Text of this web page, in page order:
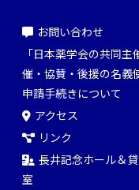
お問い合わせ
「日本薬学会の共同主
催・協賛・後援の名義
申請手続きについて
アクセス
リンク
長井記念ホール＆
室